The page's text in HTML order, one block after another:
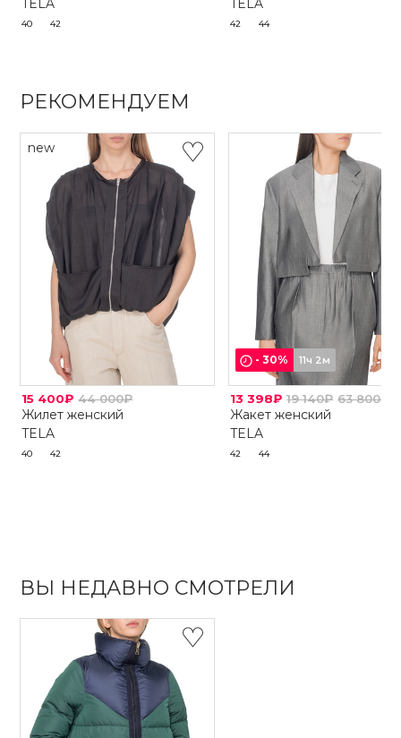
TELA
40 42
TELA
42 44
РЕКОМЕНДУЕМ
new
15 400₽ 44 000₽
Жилет женский
TELA
40 42
-30% 11ч 2м
13 398₽ 19 140₽ 63 800₽
Жакет женский
TELA
42 44
ВЫ НЕДАВНО СМОТРЕЛИ